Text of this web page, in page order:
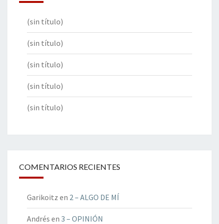
(sin título)
(sin título)
(sin título)
(sin título)
(sin título)
COMENTARIOS RECIENTES
Garikoitz en 2 – ALGO DE MÍ
Andrés en 3 – OPINIÓN